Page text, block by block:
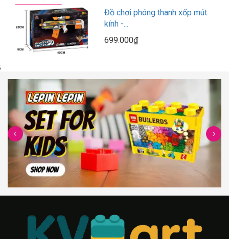
Đồ chơi phóng thanh xốp mút
kính -...
699.000₫
;